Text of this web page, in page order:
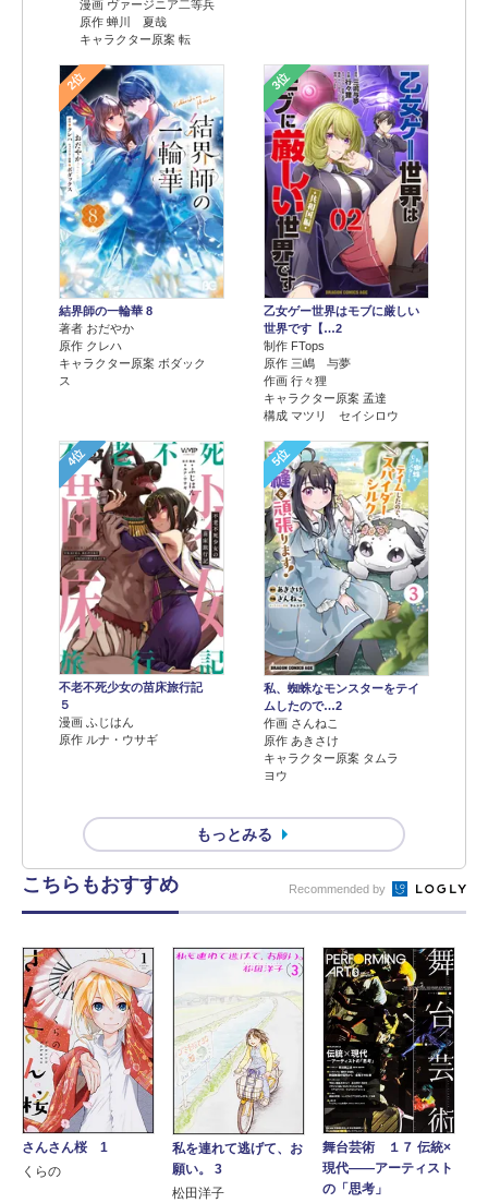
漫画 ヴァージニア二等兵
原作 蝉川 夏哉
キャラクター原案 転
2位
結界師の一輪華 8
著者 おだやか
原作 クレハ
キャラクター原案 ボダック
ス
3位
乙女ゲー世界はモブに厳しい
世界です【…2
制作 FTops
原作 三嶋 与夢
作画 行々狸
キャラクター原案 孟達
構成 マツリ セイシロウ
4位
不老不死少女の苗床旅行記
５
漫画 ふじはん
原作 ルナ・ウサギ
5位
私、蜘蛛なモンスターをテイ
ムしたので…2
作画 さんねこ
原作 あきさけ
キャラクター原案 タムラ
ヨウ
もっとみる
こちらもおすすめ Recommended by
さんさん桜 1
くらの
私を連れて逃げて、お
願い。 3
松田洋子
舞台芸術 １７ 伝統×
現代――アーティスト
の「思考」